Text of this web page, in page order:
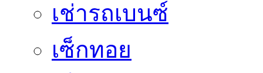
เช่ารถเบนซ์
เซ็กทอย